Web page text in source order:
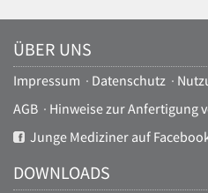
ÜBER UNS
Impressum · Datenschutz ·
AGB · Hinweise zur Anfertigung
Junge Mediziner auf
DOWNLOADS